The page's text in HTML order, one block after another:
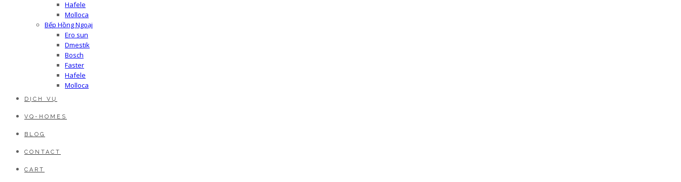
Hafele
Molloca
Bếp Hồng Ngoại
Ero sun
Dmestik
Bosch
Faster
Hafele
Molloca
DỊCH VỤ
VQ-HOMES
BLOG
CONTACT
CART